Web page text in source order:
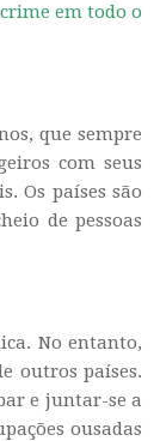
em todo o
que sempre
com seus
Os países são
de pessoas
No entanto,
outros países.
e juntar-se a
ousadas